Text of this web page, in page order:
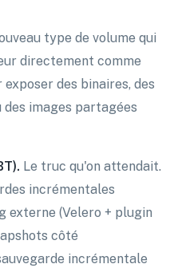
type de volume qui
directement comme
des binaires, des
images partagées
Le truc qu'on attendait.
incrémentales
externe (Velero + plugin
côté
incrémentale